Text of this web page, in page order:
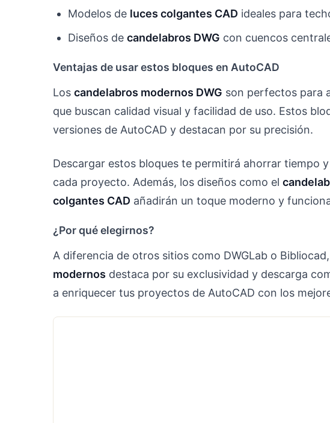
Modelos de luces colgantes CAD ideales para
Diseños decandelabros DWG con cuencos
Ventajas de usar estos bloques en AutoCAD
Los candelabros modernos DWG son perfectos para
que buscan calidad visual y facilidad de uso. Estos
versiones de AutoCAD y destacan por su precisión.
Descargar estos bloques te permitirá ahorrar tiempo
cada proyecto. Además, los diseños como el
colgantes CAD añadirán un toque moderno y
¿Por qué elegirnos?
A diferencia de otros sitios como DWGLab o
modernos destaca por su exclusividad y descarga
a enriquecer tus proyectos de AutoCAD con los